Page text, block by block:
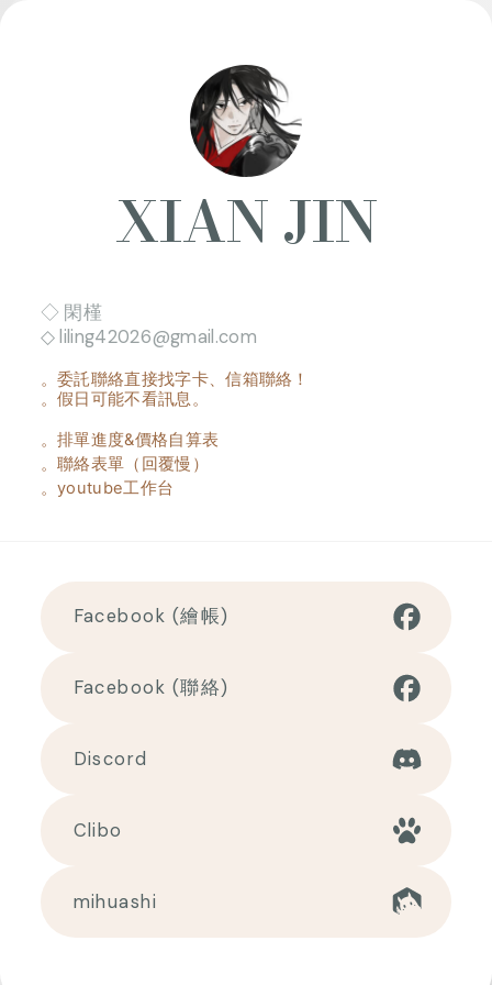
XIAN JIN
◇ 閑槿
◇ liling42026@gmail.com
。委託聯絡直接找字卡、信箱聯絡！
。假日可能不看訊息。
。排單進度&價格自算表
。聯絡表單（回覆慢）
。youtube工作台
Facebook (繪帳)
Facebook (聯絡)
Discord
Clibo
mihuashi